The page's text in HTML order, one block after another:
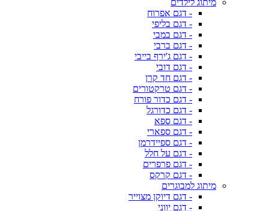
מיתוג לילדים
- דגם אפרוח
- דגם בליפי
- דגם במבי
- דגם ברבי
- דגם ג'ירף בייבי
- דגם דובי
- דגם חד קרן
- דגם טרקטורים
- דגם כדור פורח
- דגם כדורגל
- דגם ספא
- דגם ספארי
- דגם ספיידרמן
- דגם על חלל
- דגם פרפרים
- דגם קרקס
מיתוג למבוגרים
- דגם דיוקן מצוייר
- דגם יווני